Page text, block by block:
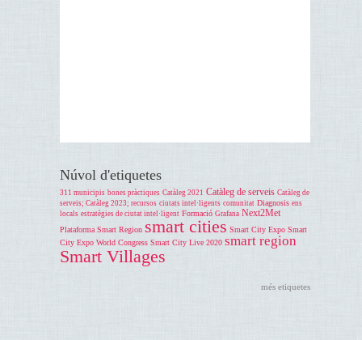
Núvol d'etiquetes
311 municipis bones pràctiques Catàleg 2021 Catàleg de serveis Catàleg de
serveis; Catàleg 2023; recursos ciutats intel·ligents comunitat Diagnosis ens
locals estratègies de ciutat intel·ligent Formació Grafana Next2Met
Plataforma Smart Region smart cities Smart City Expo Smart
City Expo World Congress Smart City Live 2020 smart region
Smart Villages
més etiquetes